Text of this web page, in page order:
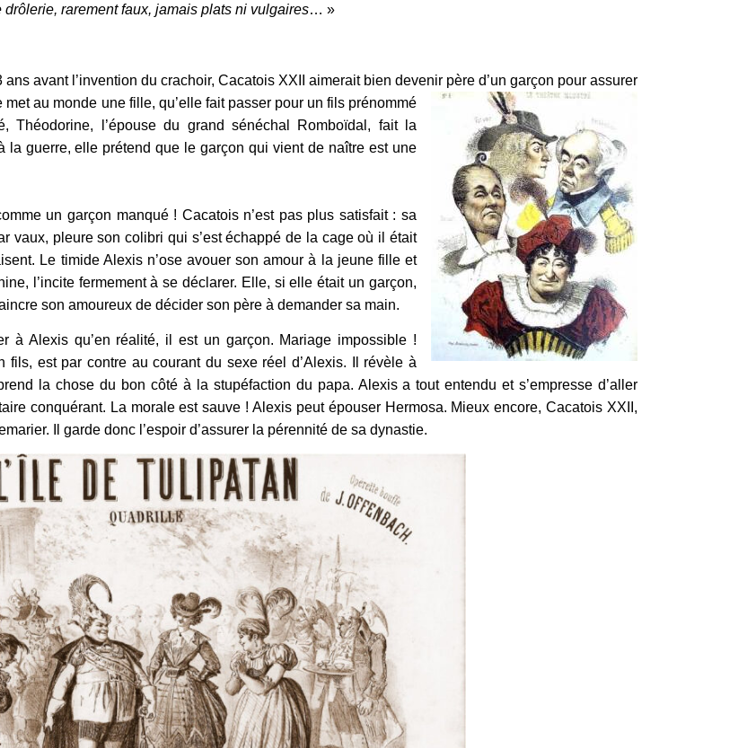
rarement faux, jamais plats ni vulgaires… »
avant l’invention du crachoir, Cacatois XXII aimerait bien devenir père d’un garçon pour assurer
au monde une fille, qu’elle fait passer pour un fils prénommé
l’épouse du grand sénéchal Romboïdal, fait la
guerre, elle prétend que le garçon qui vient de naître est une
un garçon manqué ! Cacatois n’est pas plus satisfait : sa
vaux, pleure son colibri qui s’est échappé de la cage où il était
Le timide Alexis n’ose avouer son amour à la jeune fille et
l’incite fermement à se déclarer. Elle, si elle était un garçon,
son amoureux de décider son père à demander sa main.
à Alexis qu’en réalité, il est un garçon. Mariage impossible !
est par contre au courant du sexe réel d’Alexis. Il révèle à
la chose du bon côté à la stupéfaction du papa. Alexis a tout entendu et s’empresse d’aller
conquérant. La morale est sauve ! Alexis peut épouser Hermosa. Mieux encore, Cacatois XXII,
Il garde donc l’espoir d’assurer la pérennité de sa dynastie.